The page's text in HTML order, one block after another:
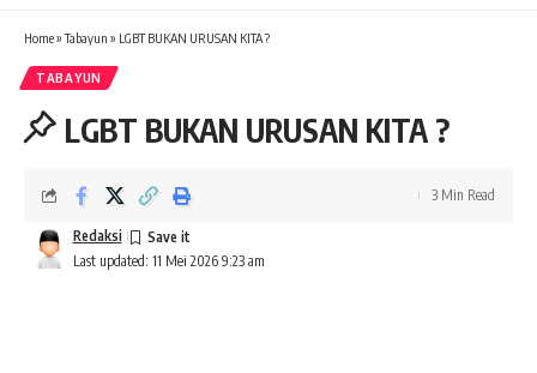
Home»Tabayun » LGBT BUKAN URUSAN KITA ?
TABAYUN
LGBT BUKAN URUSAN KITA ?
Last updated: 11 Mei 2026 9:23 am
Redaksi
3 Min Read